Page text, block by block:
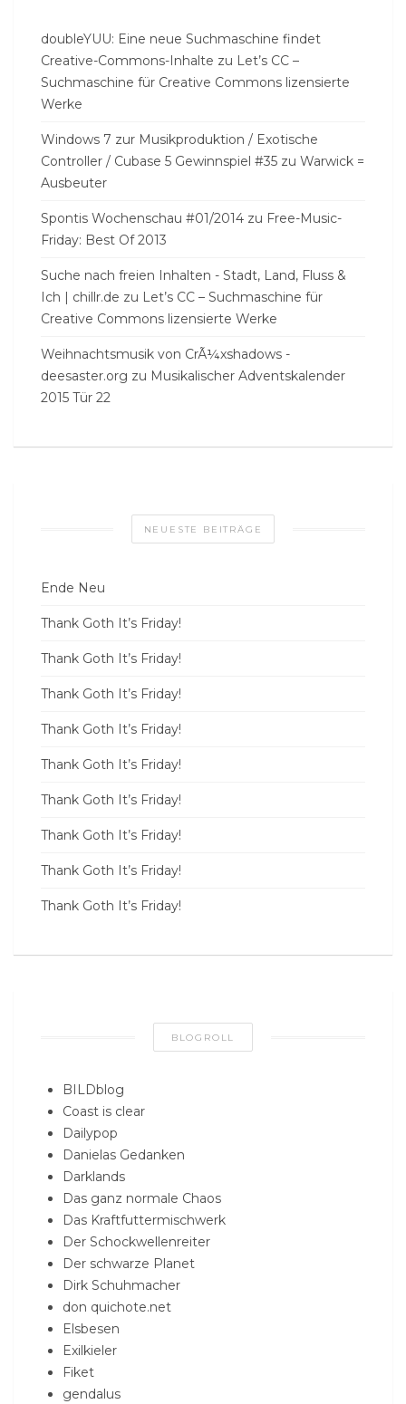
doubleYUU: Eine neue Suchmaschine findet
Creative-Commons-Inhalte zu Let’s CC –
Suchmaschine für Creative Commons lizensierte
Werke
Windows 7 zur Musikproduktion / Exotische
Controller / Cubase 5 Gewinnspiel #35 zu Warwick =
Ausbeuter
Spontis Wochenschau #01/2014 zu Free-Music-
Friday: Best Of 2013
Suche nach freien Inhalten - Stadt, Land, Fluss &
Ich | chillr.de zu Let’s CC – Suchmaschine für
Creative Commons lizensierte Werke
Weihnachtsmusik von CrÃ¼xshadows -
deesaster.org zu Musikalischer Adventskalender
2015 Tür 22
NEUESTE BEITRÄGE
Ende Neu
Thank Goth It’s Friday!
Thank Goth It’s Friday!
Thank Goth It’s Friday!
Thank Goth It’s Friday!
Thank Goth It’s Friday!
Thank Goth It’s Friday!
Thank Goth It’s Friday!
Thank Goth It’s Friday!
Thank Goth It’s Friday!
BLOGROLL
BILDblog
Coast is clear
Dailypop
Danielas Gedanken
Darklands
Das ganz normale Chaos
Das Kraftfuttermischwerk
Der Schockwellenreiter
Der schwarze Planet
Dirk Schuhmacher
don quichote.net
Elsbesen
Exilkieler
Fiket
gendalus